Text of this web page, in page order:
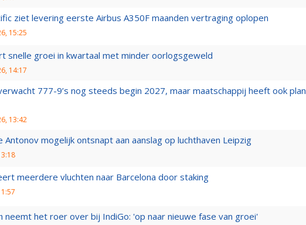
ziet levering eerste Airbus A350F maanden vertraging oplopen
15:25
snelle groei in kwartaal met minder oorlogsgeweld
14:17
777-9’s nog steeds begin 2027, maar maatschappij heeft ook plan
13:42
Antonov mogelijk ontsnapt aan aanslag op luchthaven Leipzig
meerdere vluchten naar Barcelona door staking
neemt het roer over bij IndiGo: 'op naar nieuwe fase van groei'